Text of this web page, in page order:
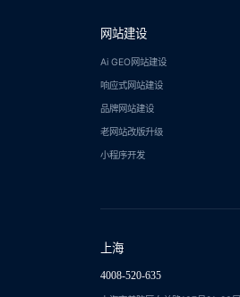
网站建设
Ai GEO网站建设
响应式网站建设
品牌网站建设
老网站改版升级
小程序开发
上海
4008-520-635